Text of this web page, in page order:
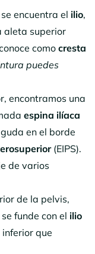
encuentra el ilio,
aleta superior
como cresta
puedes
encontramos una
espina ilíaca
en el borde
(EIPS).
de varios
de la pelvis,
funde con el ilio
que